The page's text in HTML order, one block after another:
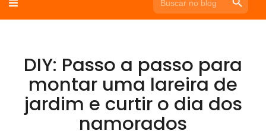
for:
DIY: Passo a passo para
montar uma lareira de
jardim e curtir o dia dos
namorados